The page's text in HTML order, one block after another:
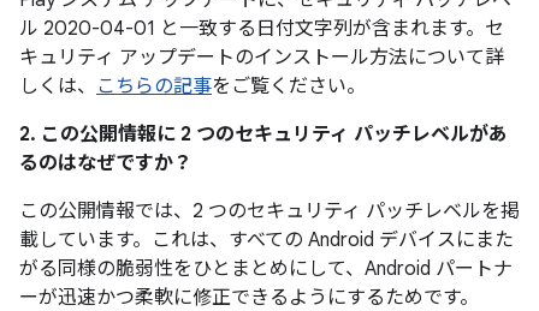
ル 2020-04-01 と一致する日付文字列が含まれます。セ
キュリティ アップデートのインストール方法について詳
しくは、 こちらの記事をご覧ください。
2. この公開情報に 2 つのセキュリティ パッチレベルがあ
るのはなぜですか？
この公開情報では、2 つのセキュリティ パッチレベルを掲
載しています。これは、すべての Android デバイスにまた
がる同様の脆弱性をひとまとめにして、Android パートナ
ーが迅速かつ柔軟に修正できるようにするためです。